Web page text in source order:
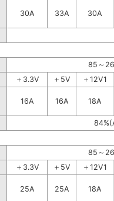
30A
33A
30A
85～
＋3.3V ＋5V
＋12V1
16A
16A
18A
85～
＋3.3V ＋5V
＋12V1
25A
25A
18A